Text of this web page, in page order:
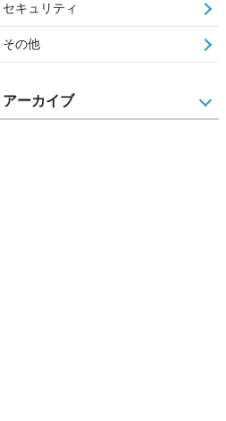
セキュリティ
その他
アーカイブ